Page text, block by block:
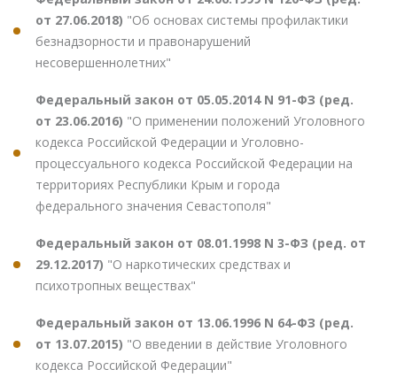
от 27.06.2018) "Об основах системы профилактики
безнадзорности и правонарушений
несовершеннолетних"
Федеральный закон от 05.05.2014 N 91-ФЗ (ред.
от 23.06.2016) "О применении положений Уголовного
кодекса Российской Федерации и Уголовно-
процессуального кодекса Российской Федерации на
территориях Республики Крым и города
федерального значения Севастополя"
Федеральный закон от 08.01.1998 N 3-ФЗ (ред. от
29.12.2017) "О наркотических средствах и
психотропных веществах"
Федеральный закон от 13.06.1996 N 64-ФЗ (ред.
от 13.07.2015) "О введении в действие Уголовного
кодекса Российской Федерации"